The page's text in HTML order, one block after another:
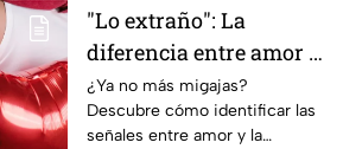
"Lo extraño": La
diferencia entre amor y
dependencia
emocional
¿Ya no más migajas?
Descubre cómo identificar las
señales entre amor y la